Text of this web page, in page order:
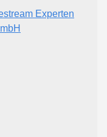
Experten